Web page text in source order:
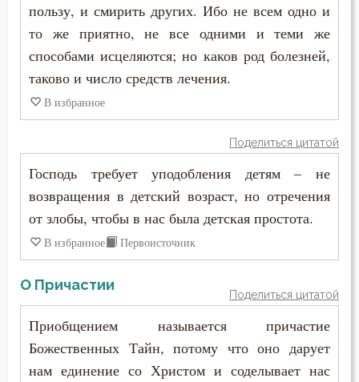
Радость
Развлечение
Раздражительность
Роскошь
Самомнение
Самоубийство
Священники
пользу, и смирить других. Ибо не всем одно и
то же приятно, не все одними и теми же
способами исцеляются; но каков род болезней,
таково и число средств лечения.
В избранное
Поделиться цитатой
Господь требует уподобления детям – не
возвращения в детский возраст, но отречения
от злобы, чтобы в нас была детская простота.
В избранное Первоисточник
О Причастии
Поделиться цитатой
Приобщением называется причастие
Божественных Тайн, потому что оно дарует
нам единение со Христом и соделывает нас